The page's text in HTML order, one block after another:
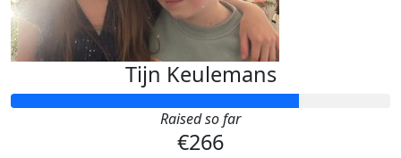
Tijn Keulemans
Raised so far
€266